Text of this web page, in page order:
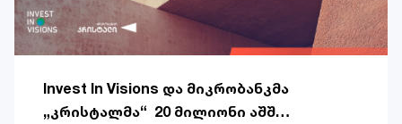
Invest In Visions და მიკრობანკმა
„კრისტალმა“ 20 მილიონი აშშ